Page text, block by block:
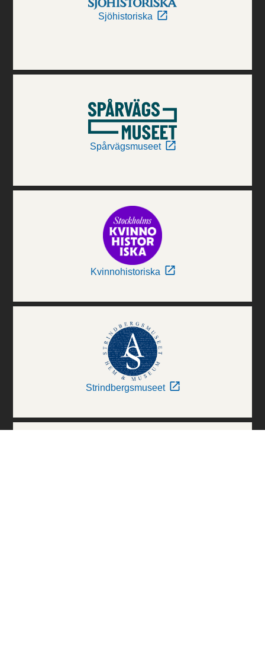
Sjöhistoriska
Spårvägsmuseet
Kvinnohistoriska
Strindbergsmuseet